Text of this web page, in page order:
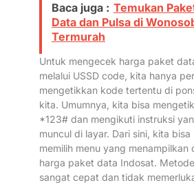
Baca juga : Temukan
Data dan Pulsa di
Termurah
Untuk mengecek harga paket
melalui USSD code, kita hanya
mengetikkan kode tertentu di
kita. Umumnya, kita bisa
*123# dan mengikuti instruksi
muncul di layar. Dari sini, kita bisa
memilih menu yang menampilkan
harga paket data Indosat.
sangat cepat dan tidak